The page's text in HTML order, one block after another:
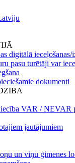
digitālā ieceļošanas/
pasu turētāji var
dokumenti
VAR / NEVAR
jautājumiem
un viņu ģimenes